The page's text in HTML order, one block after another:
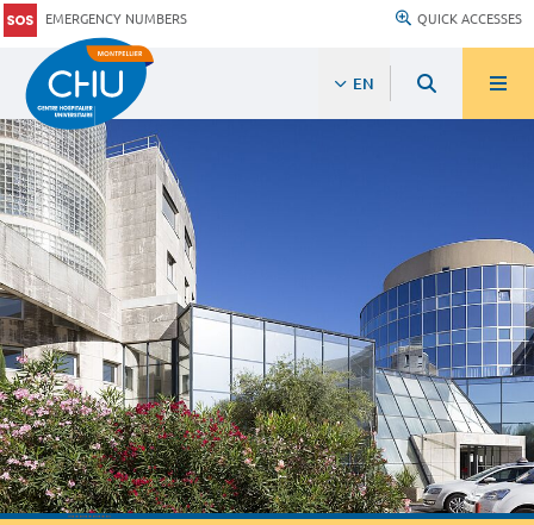
EMERGENCY NUMBERS QUICK ACCESSES
EN